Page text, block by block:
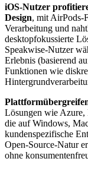
iOS-Nutzer
Design, mit AirPods-
Verarbeitung und
desktopfokussierte
Speakwise-Nutzer
Erlebnis (basierend
Funktionen wie
Lösungen wie
die auf Windows,
kundenspezifische
Open-Source-Natur
ohne